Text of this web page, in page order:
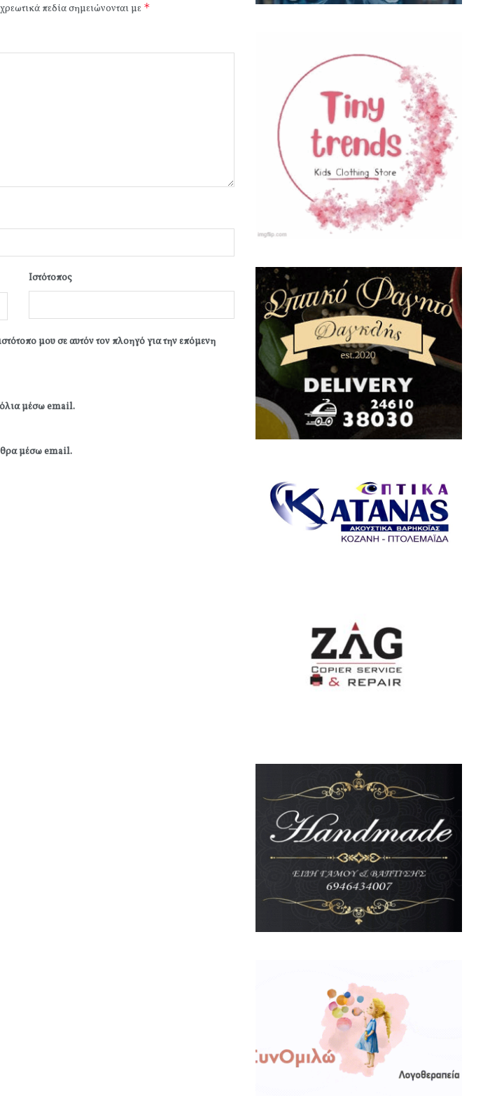
πεδία σημειώνονται με *
Ιστότοπος
μου σε αυτόν τον πλοηγό για την επόμενη
μέσω email.
μέσω email.